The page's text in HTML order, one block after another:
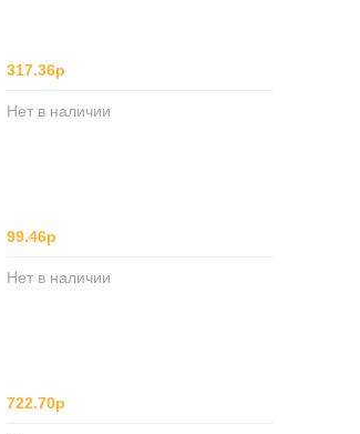
317.36р
Нет в наличии
99.46р
Нет в наличии
722.70р